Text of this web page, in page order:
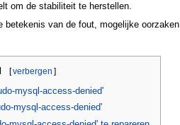
om de stabiliteit te herstellen.
betekenis van de fout, mogelijke
[verbergen ]
mysql-access-denied'
mysql-access-denied'